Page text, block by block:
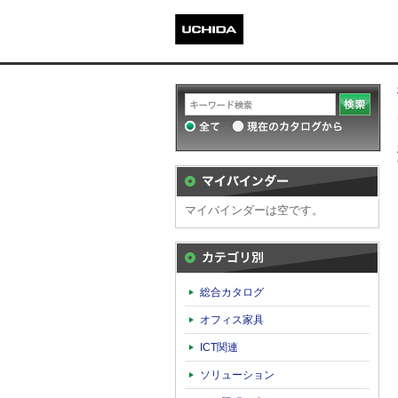
マイバインダーは空です。
総合カタログ
オフィス家具
ICT関連
ソリューション